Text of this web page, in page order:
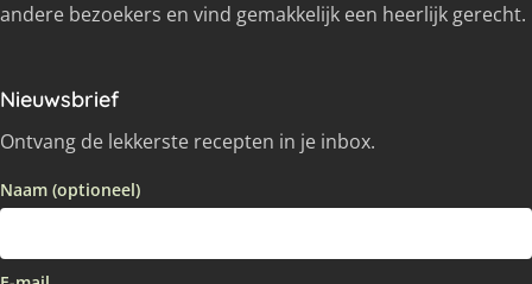
andere bezoekers en vind gemakkelijk een heerlijk gerecht.
Nieuwsbrief
Ontvang de lekkerste recepten in je inbox.
Naam (optioneel)